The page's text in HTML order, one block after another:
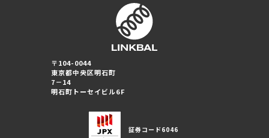
婚活パーティー（東京）
婚活パーティー（大阪）
PRIVACY POLICY
〒104-0044
東京都中央区明石町
7－14
明石町トーセイビル6F
証券コード6046